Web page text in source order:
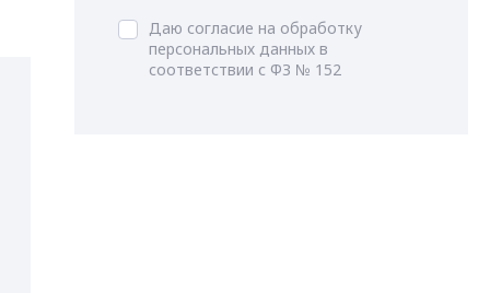
Даю согласие на обработку
персональных данных в
соответствии с ФЗ № 152